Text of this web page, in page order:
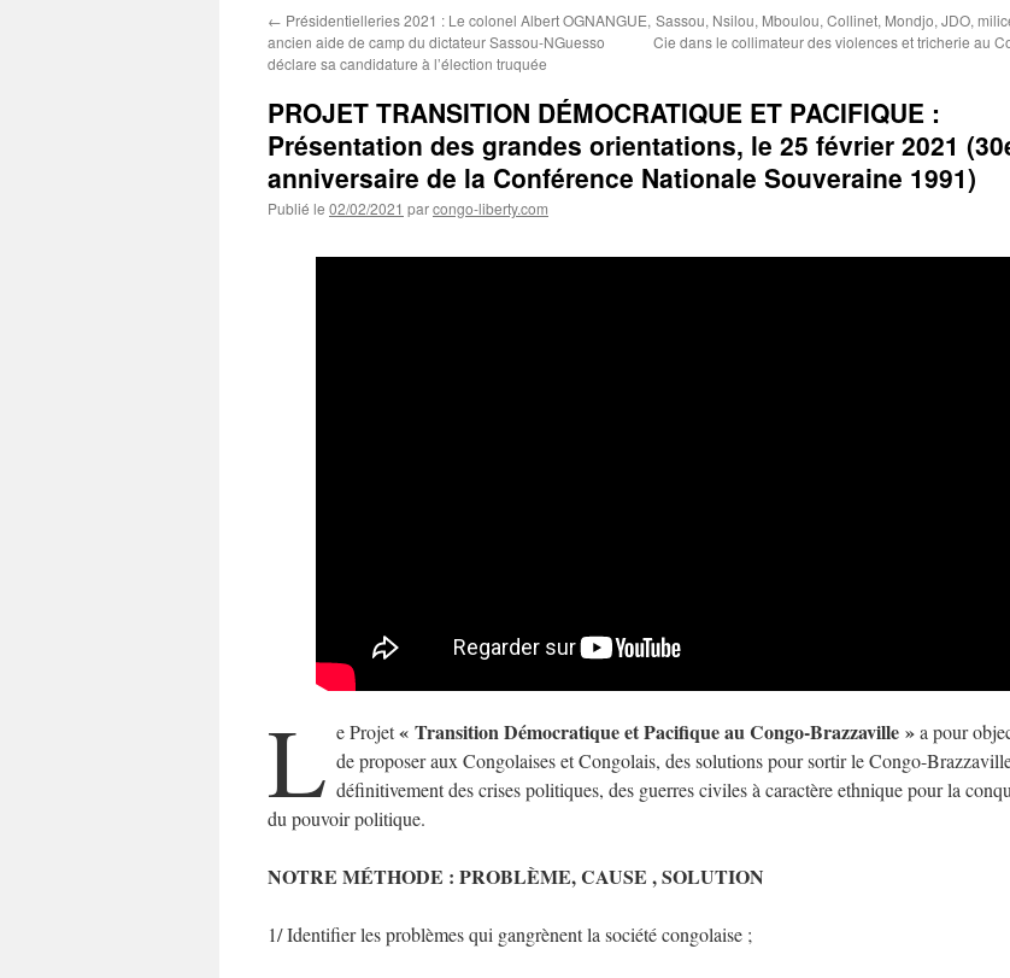
← Présidentielleries 2021 : Le colonel Albert OGNANGUE,
ancien aide de camp du dictateur Sassou-NGuesso
déclare sa candidature à l’élection truquée
Sassou, Nsilou, Mboulou, Collinet, Mondjo, JDO,
Cie dans le collimateur des violences et tricherie au
PROJET TRANSITION DÉMOCRATIQUE ET PACIFIQUE :
Présentation des grandes orientations, le 25 février 2021
anniversaire de la Conférence Nationale Souveraine 1991)
Publié le 02/02/2021 parcongo-liberty.com
L e Projet« Transition Démocratique et Pacifique au Congo-Brazzaville »a pour
de proposer aux Congolaises et Congolais, des solutions pour sortir le Congo-
définitivement des crises politiques, des guerres civiles à caractère ethnique pour la
du pouvoir politique.
NOTRE MÉTHODE : PROBLÈME, CAUSE , SOLUTION
1/ Identifier les problèmes qui gangrènent la société congolaise ;